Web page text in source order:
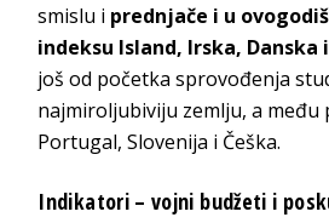
smislu i prednjače i u
indeksu Island, Irska, Danska
još od početka sprovođenja
najmiroljubiviju zemlju, a među
Portugal, Slovenija i Češka.
Indikatori – vojni budžeti i